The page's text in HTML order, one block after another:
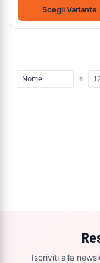
Scegli Variante
Iscriviti alla